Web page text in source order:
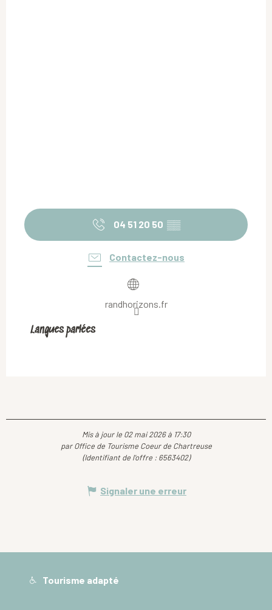
04 51 20 50 ▒▒
Contactez-nous
randhorizons.fr
Langues parlées
Langues parlées
Mis à jour le 02 mai 2026 à 17:30
par Office de Tourisme Coeur de Chartreuse
(Identifiant de l'offre : 6563402)
Signaler une erreur
Tourisme adapté